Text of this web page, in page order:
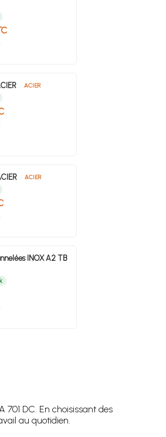
ACIER
ACIER
INOX A2 TB
DC. En choisissant des
au quotidien.